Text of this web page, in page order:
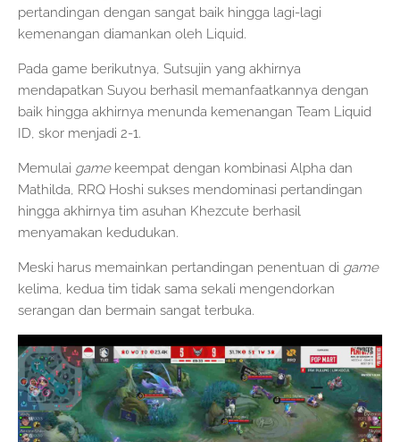
pertandingan dengan sangat baik hingga lagi-lagi
kemenangan diamankan oleh Liquid.
Pada game berikutnya, Sutsujin yang akhirnya
mendapatkan Suyou berhasil memanfaatkannya dengan
baik hingga akhirnya menunda kemenangan Team Liquid
ID, skor menjadi 2-1.
Memulai gamekeempat dengan kombinasi Alpha dan
Mathilda, RRQ Hoshi sukses mendominasi pertandingan
hingga akhirnya tim asuhan Khezcute berhasil
menyamakan kedudukan.
Meski harus memainkan pertandingan penentuan di game
kelima, kedua tim tidak sama sekali mengendorkan
serangan dan bermain sangat terbuka.